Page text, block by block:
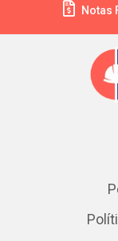
Notas